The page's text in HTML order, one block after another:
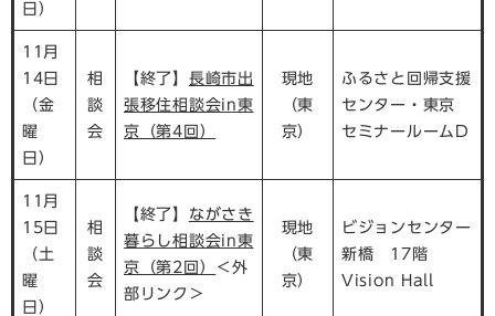
日）
11月
14日
（金
曜
日）
相
談
会
【終了】 長崎市出
張移住相談会in東
京（第4回）
現地
（東
京）
ふるさと回帰支援
センター・東京
セミナールームD
11月
15日
（土
曜
日）
相
談
会
【終了】 ながさき
暮らし相談会in東
京（第2回）
＜外
部リンク＞
現地
（東
京）
ビジョンセンター
新橋 17階
Vision Hall